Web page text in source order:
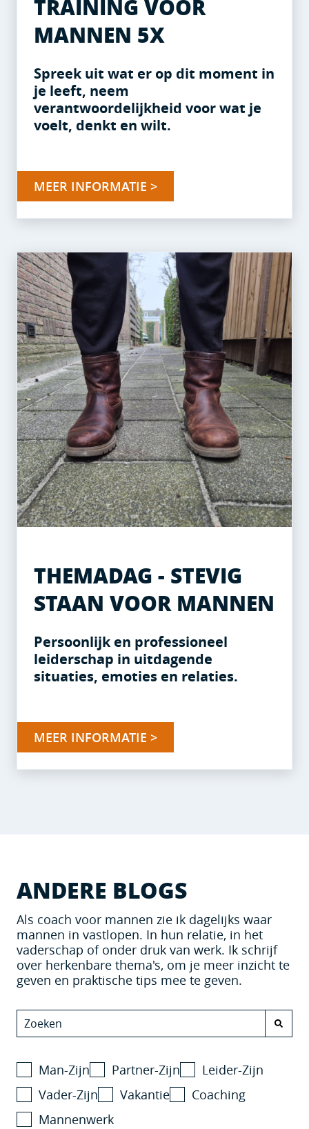
TRAINING VOOR
MANNEN 5X
Spreek uit wat er op dit moment in
je leeft, neem
verantwoordelijkheid voor wat je
voelt, denkt en wilt.
MEER INFORMATIE >
THEMADAG - STEVIG
STAAN VOOR MANNEN
Persoonlijk en professioneel
leiderschap in uitdagende
situaties, emoties en relaties.
MEER INFORMATIE >
ANDERE BLOGS
Als coach voor mannen zie ik dagelijks waar
mannen in vastlopen. In hun relatie, in het
vaderschap of onder druk van werk. Ik schrijf
over herkenbare thema's, om je meer inzicht te
geven en praktische tips mee te geven.
Man-Zijn Partner-Zijn
Leider-Zijn
Vader-Zijn
Vakantie
Coaching
Mannenwerk